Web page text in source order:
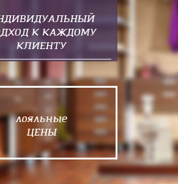
К КАЖДОМУ
КЛИЕНТУ
лояльные
ЦЕНЫ